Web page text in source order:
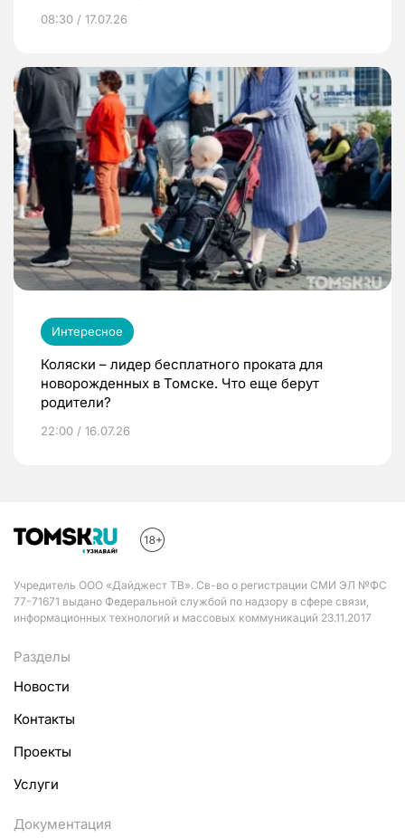
08:30 / 17.07.26
Интересное
Коляски – лидер бесплатного проката для
новорожденных в Томске. Что еще берут
родители?
22:00 / 16.07.26
Учредитель ООО «Дайджест ТВ». Св-во о регистрации СМИ ЭЛ №ФС
77-71671 выдано Федеральной службой по надзору в сфере связи,
информационных технологий и массовых коммуникаций 23.11.2017
Разделы
Новости
Контакты
Проекты
Услуги
Документация